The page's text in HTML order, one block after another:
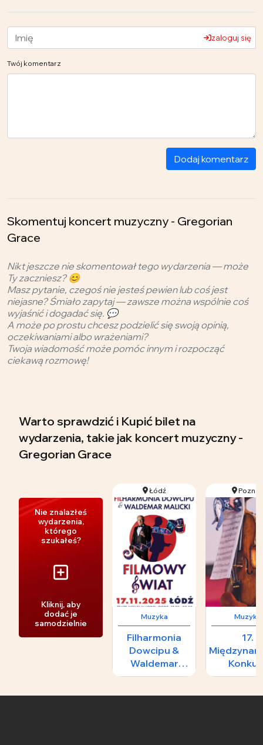
zaloguj się
Twój komentarz
Dodaj komentarz
Skomentuj koncert muzyczny - Gregorian
Grace
Nikt jeszcze nie skomentował tego wydarzenia — może
Ty zaczniesz? 😊
Masz pytanie, czegoś nie jesteś pewien lub coś jest
niejasne? Śmiało zapytaj — zawsze można wspólnie coś
wyjaśnić i dogadać się. 💬
A może po prostu chcesz podzielić się swoją opinią,
oczekiwaniami albo wrażeniami?
Twoja wiadomość może pomóc innym i rozpocząć
ciekawą rozmowę!
Warto sprawdzić i Kupić bilet na
wydarzenia, takie jak koncert muzyczny -
Gregorian Grace
Nie znalazłeś
wydarzenia,
którego
szukałeś?
Kliknij, aby
dodać je
samodzielnie
Łódź
Muzyka
Filharmonia
Dowcipu &
Waldemar
Malicki -
Poznań
Muzyka
17.